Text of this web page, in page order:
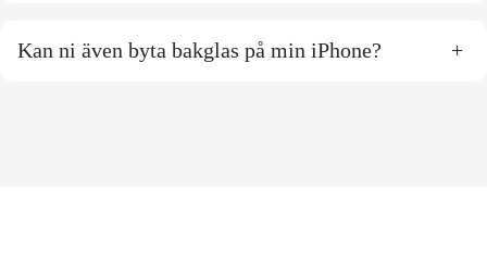
Kan ni även byta bakglas på min iPhone? +